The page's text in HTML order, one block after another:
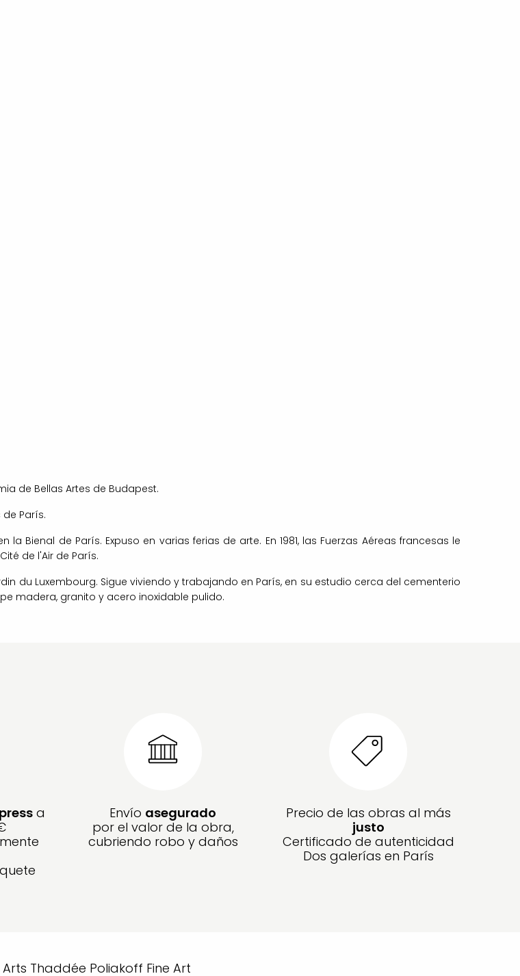
de Bellas Artes de Budapest.
de París.
Bienal de París. Expuso en varias ferias de arte. En 1981, las Fuerzas Aéreas francesas le
de l'Air de París.
du Luxembourg. Sigue viviendo y trabajando en París, en su estudio cerca del cementerio
madera, granito y acero inoxidable pulido.
a
Envío asegurado
por el valor de la obra,
cubriendo robo y daños
Precio de las obras al más
justo
Certificado de autenticidad
Dos galerías en París
Arts Thaddée Poliakoff Fine Art